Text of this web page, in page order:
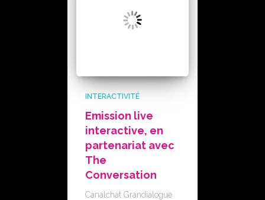
INTERACTIVITÉ
Emission live
interactive, en
partenariat avec
The
Conversation
Canalchat Grandialogue